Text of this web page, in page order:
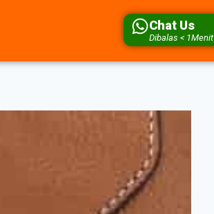
Chat Us
Dibalas < 1Menit